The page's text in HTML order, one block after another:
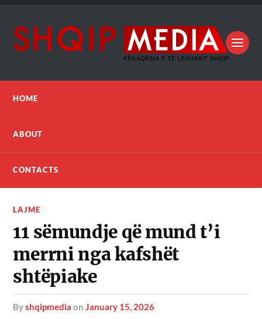
HOME
ABOUT
CONTACTS
LAJME
11 sëmundje që mund t’i
merrni nga kafshët
shtëpiake
byshqipmedia onJanuary 15, 2026